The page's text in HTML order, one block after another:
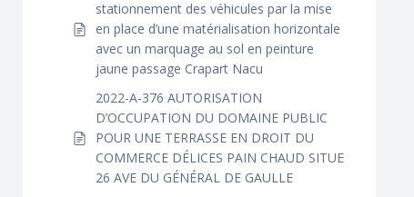
stationnement des véhicules par la mise
en place d’une matérialisation horizontale
avec un marquage au sol en peinture
jaune passage Crapart Nacu
2022-A-376 AUTORISATION
D’OCCUPATION DU DOMAINE PUBLIC
POUR UNE TERRASSE EN DROIT DU
COMMERCE DÉLICES PAIN CHAUD SITUE
26 AVE DU GÉNÉRAL DE GAULLE